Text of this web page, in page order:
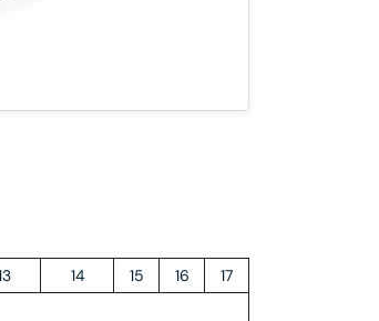
14 15 16
17